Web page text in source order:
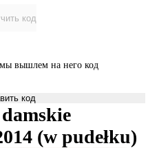
код
вышлем на него код
код
(w pudełku)